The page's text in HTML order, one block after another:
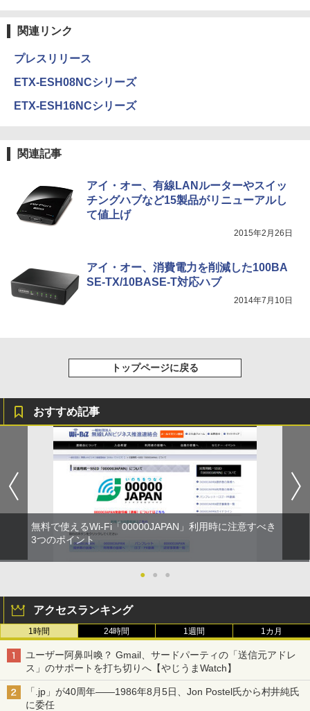
関連リンク
プレスリリース
ETX-ESH08NCシリーズ
ETX-ESH16NCシリーズ
関連記事
アイ・オー、有線LANルーターやスイッ
チングハブなど15製品がリニューアルし
て値上げ
2015年2月26日
アイ・オー、消費電力を削減した100BA
SE-TX/10BASE-T対応ハブ
2014年7月10日
トップページに戻る
おすすめ記事
無料で使えるWi-Fi「00000JAPAN」利用時に注意すべき
3つのポイント
● ● ●
アクセスランキング
1時間 24時間 1週間 1カ月
ユーザー阿鼻叫喚？ Gmail、サードパーティの「送信元アドレ
ス」のサポートを打ち切りへ【やじうまWatch】
「.jp」が40周年――1986年8月5日、Jon Postel氏から村井純氏
に委任